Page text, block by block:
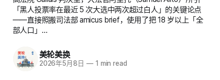
「黑人投票率在最近 5 次大选中两次超过白人」的关键论点
——直接照搬司法部 amicus brief，使用了把 18 岁以上「全
部人口」…
美轮美换
2026年5月8日 —1 min read